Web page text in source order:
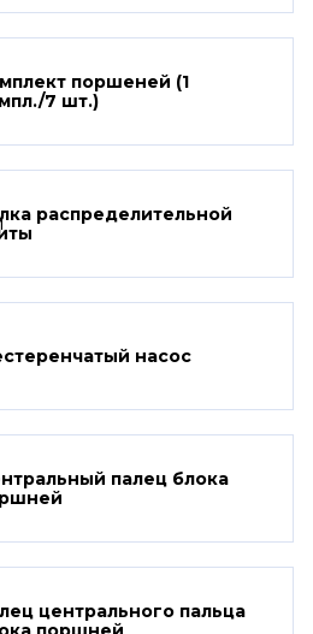
поршеней (1
7 шт.)
распределительной
насос
палец блока
центрального пальца